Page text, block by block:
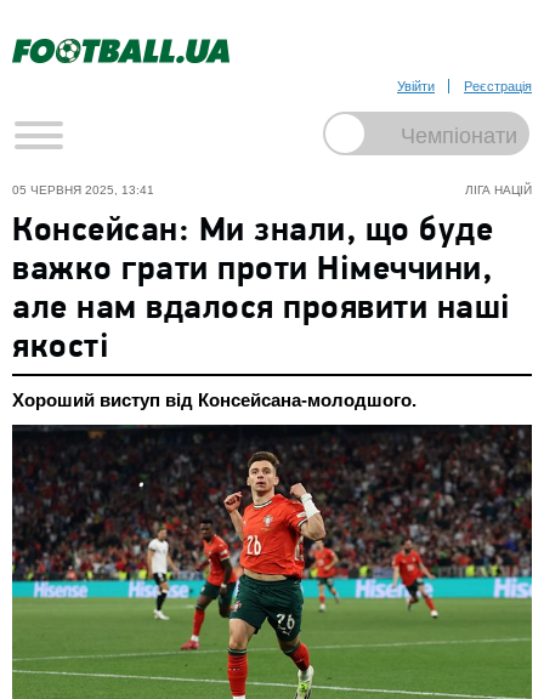
Увійти Реєстрація
ЛІГА НАЦІЙ
05 ЧЕРВНЯ 2025, 13:41
Консейсан: Ми знали, що буде
важко грати проти Німеччини,
але нам вдалося проявити наші
якості
Хороший виступ від Консейсана-молодшого.